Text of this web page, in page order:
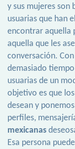
y sus mujeres son
usuarias que han
encontrar aquella
aquella que les
conversación.
demasiado
usuarias de un
objetivo es que
desean y
perfiles,
mexicanas
Esa persona